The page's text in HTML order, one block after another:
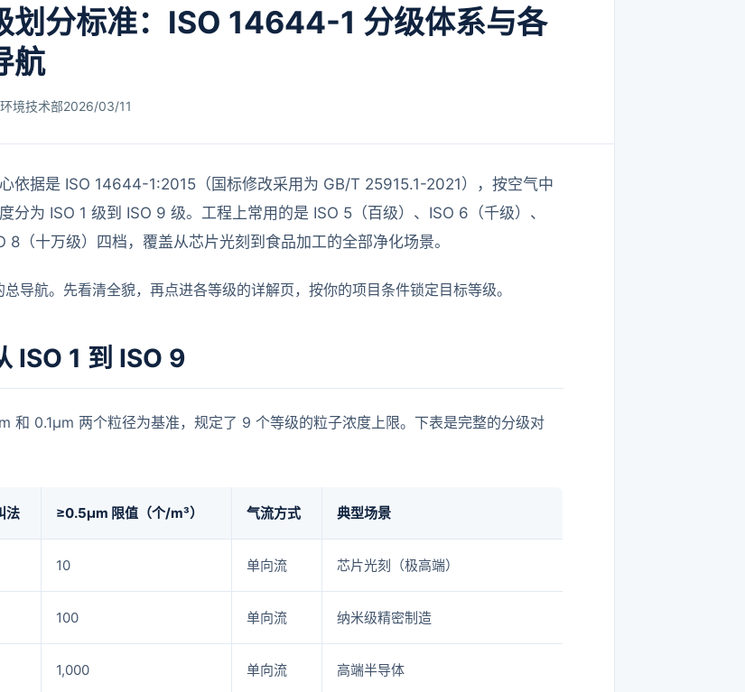
划分标准：ISO 14644-1 分级体系与各
航
境技术部2026/03/11
依据是 ISO 14644-1:2015（国标修改采用为 GB/T 25915.1-2021），按空气中
分为 ISO 1 级到 ISO 9 级。工程上常用的是 ISO 5（百级）、ISO 6（千级）、
8（十万级）四档，覆盖从芯片光刻到食品加工的全部净化场景。
导航。先看清全貌，再点进各等级的详解页，按你的项目条件锁定目标等级。
ISO 1 到 ISO 9
和 0.1μm 两个粒径为基准，规定了 9 个等级的粒子浓度上限。下表是完整的分级对
法 ≥0.5μm 限值（个/m³） 气流方式 典型场景
10 单向流 芯片光刻（极高端）
100 单向流 纳米级精密制造
1,000 单向流 高端半导体